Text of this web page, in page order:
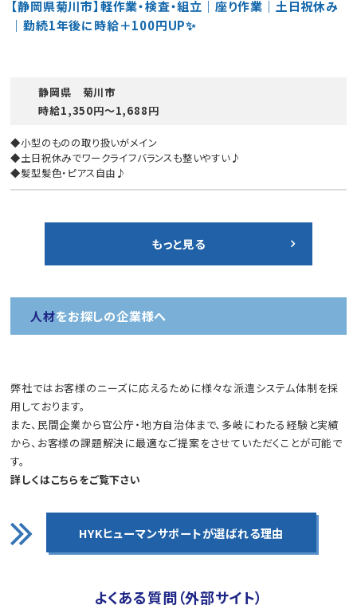
【静岡県菊川市】軽作業・検査・組立｜座り作業｜土日祝休み
｜勤続1年後に時給＋100円UP✨
静岡県 菊川市
時給1,350円〜1,688円
◆小型のものの取り扱いがメイン
◆土日祝休みでワークライフバランスも整いやすい♪
◆髪型髪色・ピアス自由♪
もっと見る
人材をお探しの企業様へ
弊社ではお客様のニーズに応えるために様々な派遣システム体制を採
用しております。
また、⺠間企業から官公庁・地方自治体まで、多岐にわたる経験と実績
から、お客様の課題解決に最適なご提案をさせていただくことが可能で
す。
詳しくはこちらをご覧下さい
HYKヒューマンサポートが選ばれる理由
よくある質問（外部サイト）